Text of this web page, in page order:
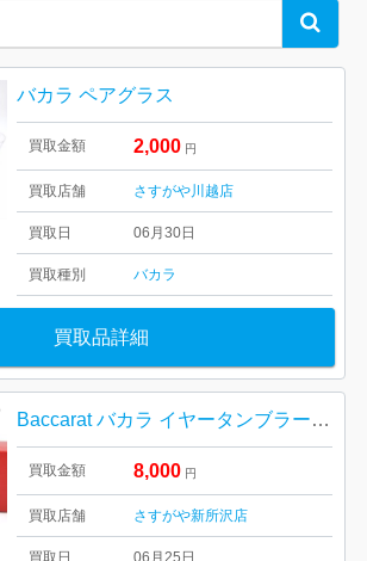
Search
バカラ ペアグラス
買取金額 2,000 円
買取店舗 さすがや川越店
買取日 06月30日
買取種別 バカラ
買取品詳細
Baccarat バカラ イヤータンブラー ダリア グラス
買取金額 8,000 円
買取店舗 さすがや新所沢店